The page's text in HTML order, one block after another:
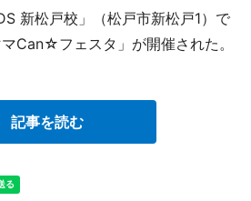
新松戸校」（松戸市新松戸1）で
Can☆フェスタ」が開催された。
記事を読む